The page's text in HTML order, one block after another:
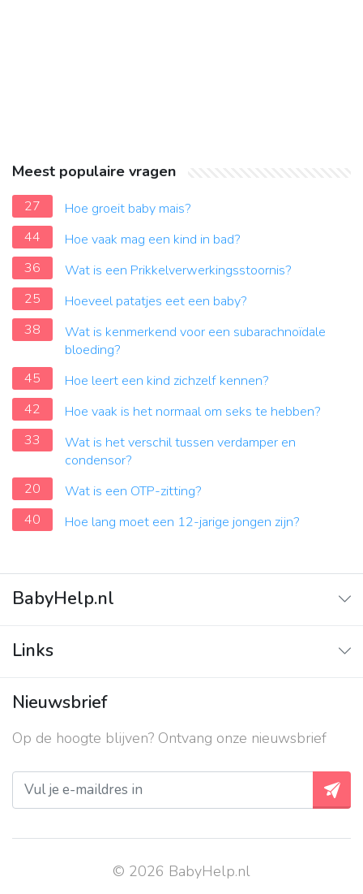
Meest populaire vragen
27
Hoe groeit baby mais?
44
Hoe vaak mag een kind in bad?
36
Wat is een Prikkelverwerkingsstoornis?
25
Hoeveel patatjes eet een baby?
38
Wat is kenmerkend voor een subarachnoïdale
bloeding?
45
Hoe leert een kind zichzelf kennen?
42
Hoe vaak is het normaal om seks te hebben?
33
Wat is het verschil tussen verdamper en
condensor?
20
Wat is een OTP-zitting?
40
Hoe lang moet een 12-jarige jongen zijn?
BabyHelp.nl
Vraag & Antwoord
Links
Contact
Over ons
Privacy beleid
Nieuwsbrief
Op de hoogte blijven? Ontvang onze nieuwsbrief
© 2026 BabyHelp.nl